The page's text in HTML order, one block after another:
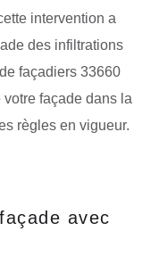
intervention a
des infiltrations
façadiers 33660
façade dans la
règles en vigueur.
avec